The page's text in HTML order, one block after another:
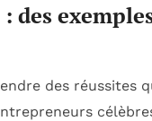
des
des réussites